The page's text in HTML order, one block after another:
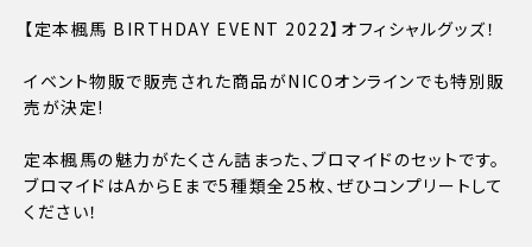
【定本楓馬 BIRTHDAY EVENT 2022】オフィシャルグッズ！
イベント物販で販売された商品がNICOオンラインでも特別販
売が決定!
定本楓馬の魅力がたくさん詰まった、ブロマイドのセットです。
ブロマイドはAからEまで5種類全25枚、ぜひコンプリートして
ください！